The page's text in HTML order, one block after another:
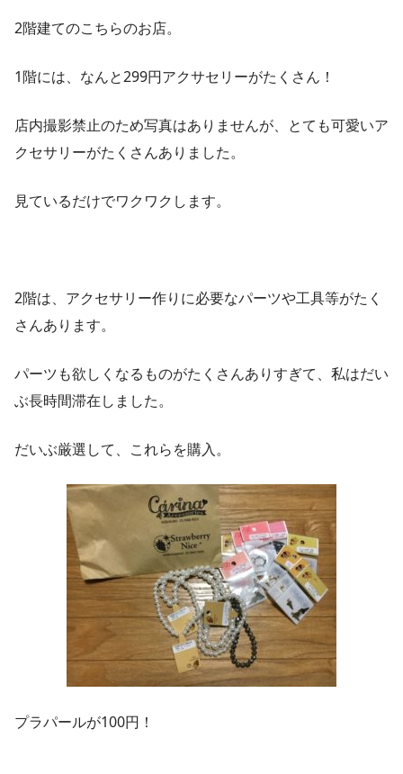
2階建てのこちらのお店。
1階には、なんと299円アクサセリーがたくさん！
店内撮影禁止のため写真はありませんが、とても可愛いア
クセサリーがたくさんありました。
見ているだけでワクワクします。
2階は、アクセサリー作りに必要なパーツや工具等がたく
さんあります。
パーツも欲しくなるものがたくさんありすぎて、私はだい
ぶ長時間滞在しました。
だいぶ厳選して、これらを購入。
プラパールが100円！